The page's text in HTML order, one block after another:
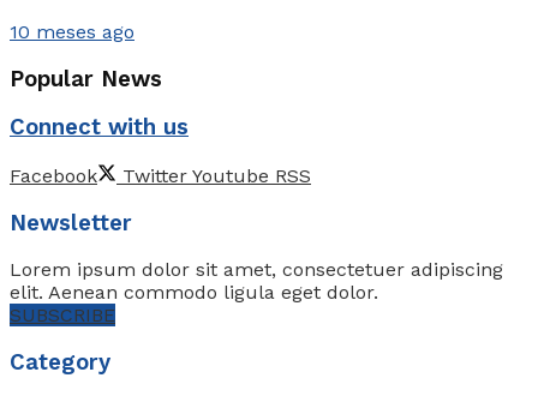
10 meses ago
Popular News
Connect with us
Facebook Twitter Youtube RSS
Newsletter
Lorem ipsum dolor sit amet, consectetuer adipiscing
elit. Aenean commodo ligula eget dolor.
SUBSCRIBE
Category